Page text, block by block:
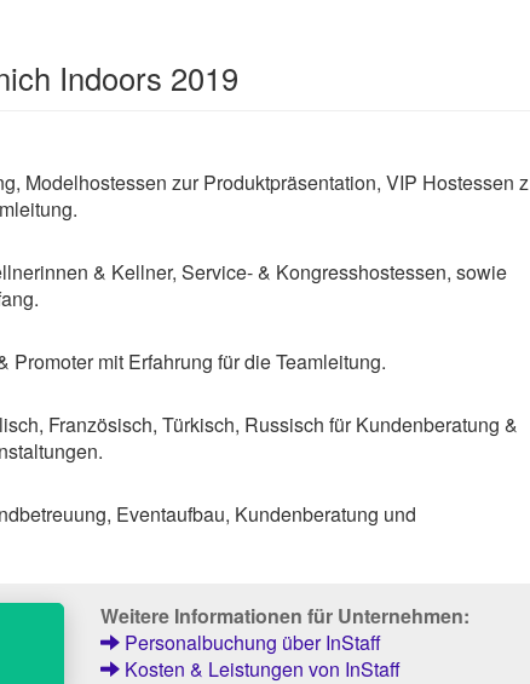
Indoors 2019
Modelhostessen zur Produktpräsentation, VIP Hostessen
& Kellner, Service- & Kongresshostessen, sowie
mit Erfahrung für die Teamleitung.
Französisch, Türkisch, Russisch für Kundenberatung &
Eventaufbau, Kundenberatung und
Weitere Informationen für Unternehmen:
Personalbuchung über InStaff
Kosten & Leistungen von InStaff